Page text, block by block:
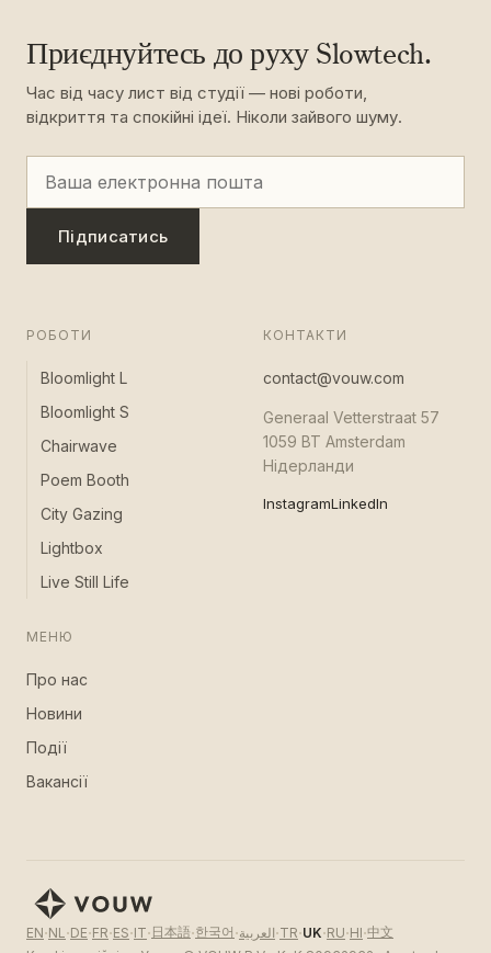
Приєднуйтесь до руху Slowtech.
Час від часу лист від студії — нові роботи,
відкриття та спокійні ідеї. Ніколи зайвого шуму.
Підписатись
РОБОТИ
Bloomlight L
Bloomlight S
Chairwave
Poem Booth
City Gazing
Lightbox
Live Still Life
МЕНЮ
Про нас
Новини
Події
Вакансії
КОНТАКТИ
contact@vouw.com
Generaal Vetterstraat 57
1059 BT Amsterdam
Нідерланди
InstagramLinkedIn
EN·NL·DE·FR·ES·IT· 日本語·한국어 ·العربية·TR·UK·RU·HI·中文